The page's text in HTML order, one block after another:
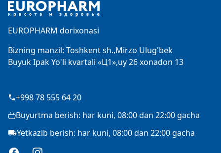
EUROPHARM dorixonasi
Bizning manzil: Toshkent sh.,Mirzo Ulug'bek
Buyuk Ipak Yo'li kvartali «Ц1»,uy 26 xonadon 13
+998 78 555 64 20
Buyurtma berish: har kuni, 08:00 dan 22:00 gacha
Yetkazib berish: har kuni, 08:00 dan 22:00 gacha